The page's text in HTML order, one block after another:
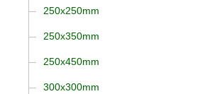
250x250mm
250x350mm
250x450mm
300x300mm